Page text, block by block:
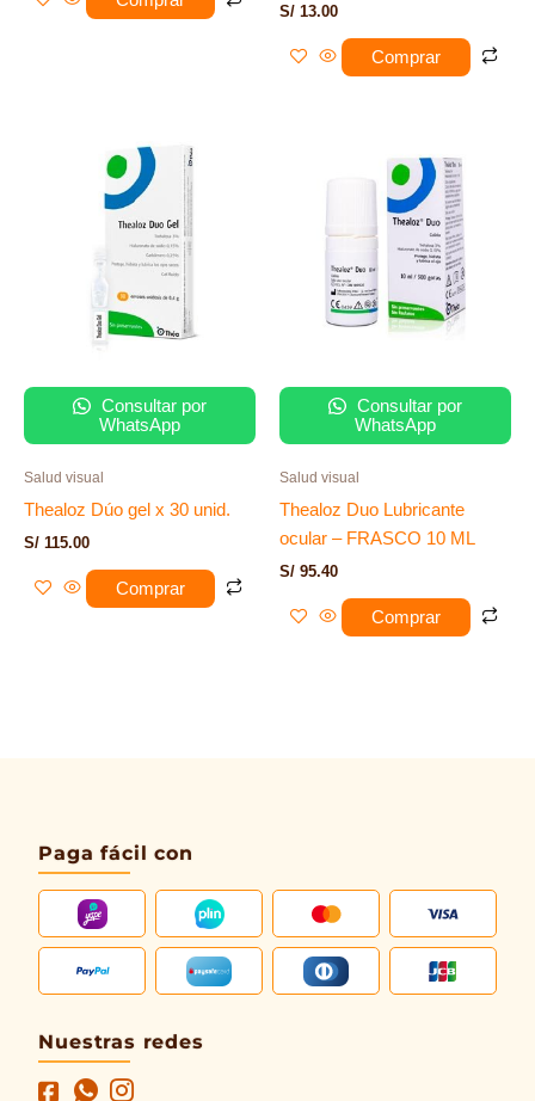
S/ 13.00
Comprar
Consultar por
WhatsApp
Salud visual
Thealoz Dúo gel x 30 unid.
S/ 115.00
Comprar
Consultar por
WhatsApp
Salud visual
Thealoz Duo Lubricante
ocular – FRASCO 10 ML
S/ 95.40
Comprar
Paga fácil con
Nuestras redes